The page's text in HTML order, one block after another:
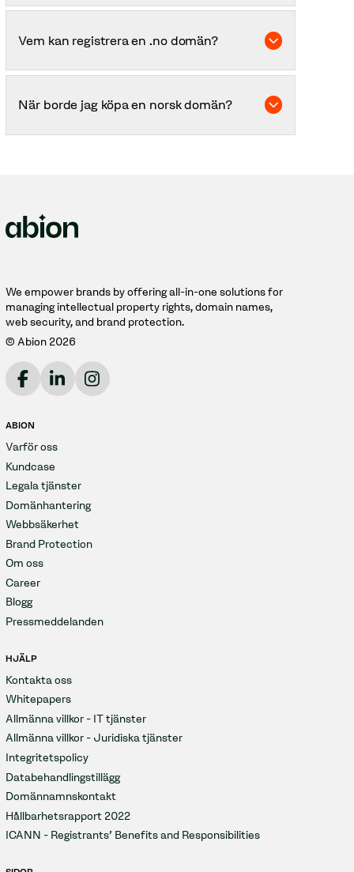
En norsk domän ger dig flera fördelar inför en
geografisk relevans, varumärkesskydd och
Vem kan registrera en .no domän?
Toppdomänen .no kan endast registreras av
organisationsnummer/ID-nummer samt en
När borde jag köpa en norsk domän?
We empower brands by offering all-in-one solutions for
managing intellectual property rights, domain names,
web security, and brand protection.
© Abion 2026
ABION
Varför oss
Kundcase
Legala tjänster
Domänhantering
Webbsäkerhet
Brand Protection
Om oss
Career
Blogg
Pressmeddelanden
HJÄLP
Kontakta oss
Whitepapers
Allmänna villkor - IT tjänster
Allmänna villkor - Juridiska tjänster
Integritetspolicy
Databehandlingstillägg
Domännamnskontakt
Hållbarhetsrapport 2022
ICANN - Registrants' Benefits and Responsibilities